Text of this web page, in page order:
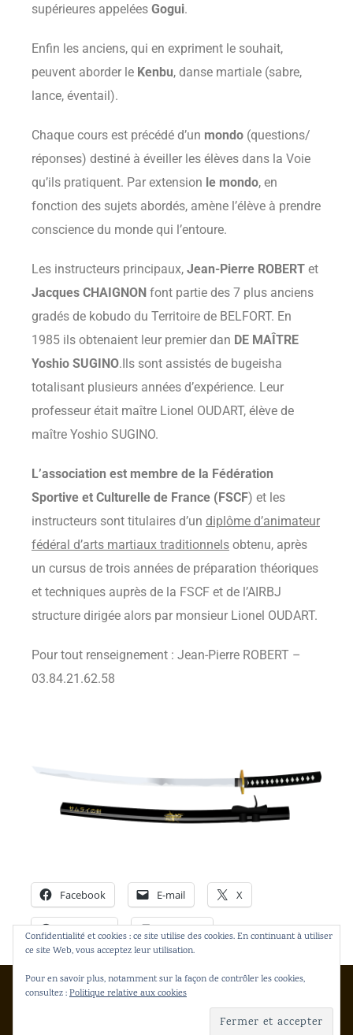
supérieures appelées Gogui.
Enfin les anciens, qui en expriment le souhait,
peuvent aborder le Kenbu, danse martiale (sabre,
lance, éventail).
Chaque cours est précédé d’un mondo (questions/
réponses) destiné à éveiller les élèves dans la Voie
qu’ils pratiquent. Par extension le mondo, en
fonction des sujets abordés, amène l’élève à prendre
conscience du monde qui l’entoure.
Les instructeurs principaux, Jean-Pierre ROBERT et
Jacques CHAIGNON font partie des 7 plus anciens
gradés de kobudo du Territoire de BELFORT. En
1985 ils obtenaient leur premier dan DE MAÎTRE
Yoshio SUGINO.Ils sont assistés de bugeisha
totalisant plusieurs années d’expérience. Leur
professeur était maître Lionel OUDART, élève de
maître Yoshio SUGINO.
L’association est membre de la Fédération
Sportive et Culturelle de France (FSCF) et les
instructeurs sont titulaires d’un diplôme d’animateur
fédéral d’arts martiaux traditionnels obtenu, après
un cursus de trois années de préparation théoriques
et techniques auprès de la FSCF et de l’AIRBJ
structure dirigée alors par monsieur Lionel OUDART.
Pour tout renseignement : Jean-Pierre ROBERT –
03.84.21.62.58
Facebook E-mail X
WhatsApp Imprimer
Copyright © 2026 Gakko Dento
WPZOOM
Confidentialité et cookies : ce site utilise des cookies. En continuant à utiliser
ce site Web, vous acceptez leur utilisation.
Pour en savoir plus, notamment sur la façon de contrôler les cookies,
consultez :Politique relative aux cookies